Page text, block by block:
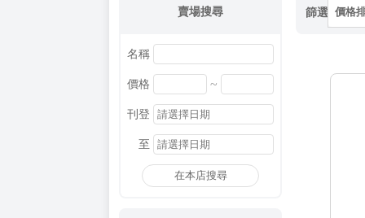
賣場搜尋
名稱
價格 ~
刊登
至
在本店搜尋
篩選 價格